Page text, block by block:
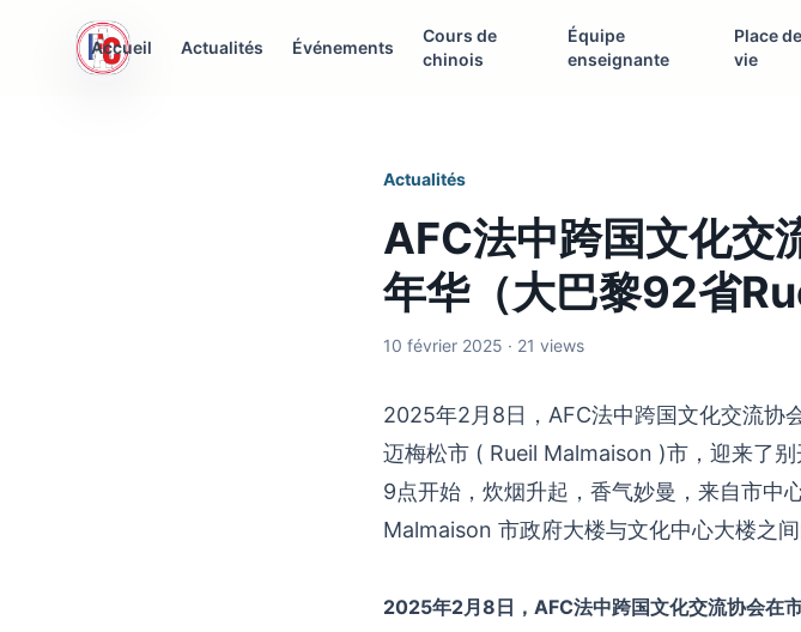
AFC Interculturelle
Accueil Actualités Événements
Cours de
chinois
Équipe
enseignante
Place de
vie
Actualités
AFC法中跨国文化交
年华（大巴黎92省
10 février 2025 · 21 views
2025年2月8日，AFC法中跨国文化交流协
迈梅松市 ( Rueil Malmaison )市，迎来了
9点开始，炊烟升起，香气妙曼，来自市中
Malmaison 市政府大楼与文化中心大楼之间
2025年2月8日，AFC法中跨国文化交流协会在